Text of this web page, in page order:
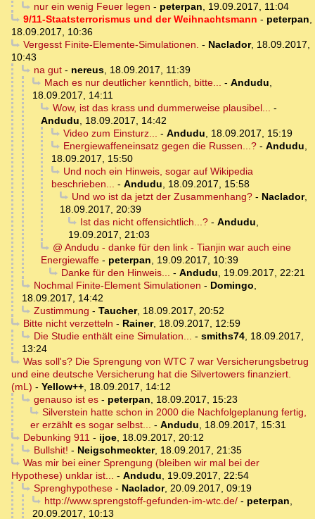
nur ein wenig Feuer legen - peterpan, 19.09.2017, 11:04
9/11-Staatsterrorismus und der Weihnachtsmann - peterpan,
18.09.2017, 10:36
Vergesst Finite-Elemente-Simulationen. - Naclador, 18.09.2017,
10:43
na gut- nereus, 18.09.2017, 11:39
Mach es nur deutlicher kenntlich, bitte... - Andudu,
18.09.2017, 14:11
Wow, ist das krass und dummerweise plausibel... -
Andudu, 18.09.2017, 14:42
Video zum Einsturz... - Andudu, 18.09.2017, 15:19
Energiewaffeneinsatz gegen die Russen...?- Andudu,
18.09.2017, 15:50
Und noch ein Hinweis, sogar auf Wikipedia
beschrieben... - Andudu, 18.09.2017, 15:58
Und wo ist da jetzt der Zusammenhang?- Naclador,
18.09.2017, 20:39
Ist das nicht offensichtlich...?- Andudu,
19.09.2017, 21:03
@ Andudu - danke für den link - Tianjin war auch eine
Energiewaffe - peterpan, 19.09.2017, 10:39
Danke für den Hinweis... - Andudu, 19.09.2017, 22:21
Nochmal Finite-Element Simulationen - Domingo,
18.09.2017, 14:42
Zustimmung - Taucher, 18.09.2017, 20:52
Bitte nicht verzetteln - Rainer, 18.09.2017, 12:59
Die Studie enthält eine Simulation... - smiths74, 18.09.2017,
13:24
Was soll's? Die Sprengung von WTC 7 war Versicherungsbetrug
und eine deutsche Versicherung hat die Silvertowers finanziert.
(mL) - Yellow++, 18.09.2017, 14:12
genauso ist es- peterpan, 18.09.2017, 15:23
Silverstein hatte schon in 2000 die Nachfolgeplanung fertig,
er erzählt es sogar selbst... - Andudu, 18.09.2017, 15:31
Debunking 911- ijoe, 18.09.2017, 20:12
Bullshit! - Neigschmeckter, 18.09.2017, 21:35
Was mir bei einer Sprengung (bleiben wir mal bei der
Hypothese) unklar ist... - Andudu, 19.09.2017, 22:54
Sprenghypothese- Naclador, 20.09.2017, 09:19
http://www.sprengstoff-gefunden-im-wtc.de/- peterpan,
20.09.2017, 10:13